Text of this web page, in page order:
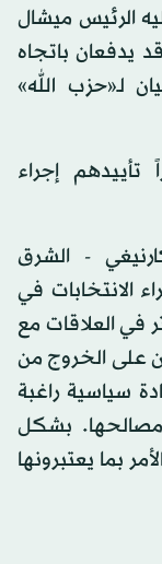
الرئيس ميشال
يدفعان باتجاه
لـ«حزب الله»
إجراء
- الشرق
الانتخابات في
في العلاقات مع
على الخروج من
سياسية راغبة
بشكل
بما يعتبرونها